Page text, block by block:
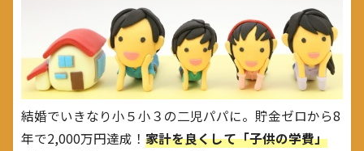
結婚でいきなり小５小３の二児パパに。貯金ゼロから8
年で2,000万円達成！ 家計を良くして「子供の学費」